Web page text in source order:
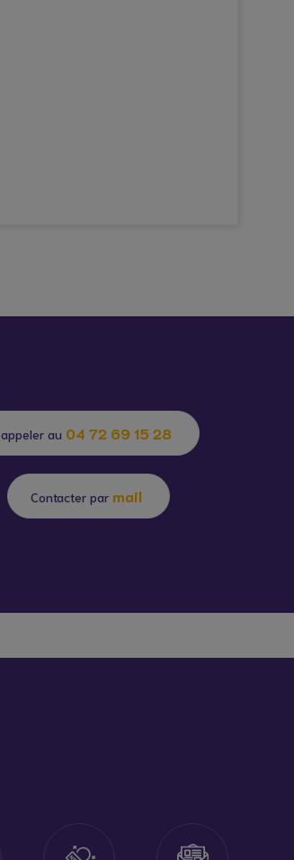
appeler au 04 72 69 15 28
Contacter par mail